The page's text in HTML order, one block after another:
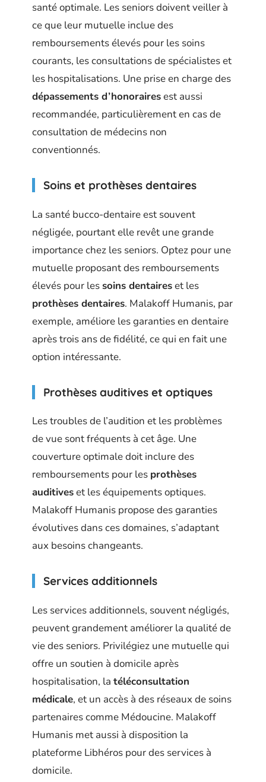
santé optimale. Les seniors doivent veiller à
ce que leur mutuelle inclue des
remboursements élevés pour les soins
courants, les consultations de spécialistes et
les hospitalisations. Une prise en charge des
dépassements d’honorairesest aussi
recommandée, particulièrement en cas de
consultation de médecins non
conventionnés.
Soins et prothèses dentaires
La santé bucco-dentaire est souvent
négligée, pourtant elle revêt une grande
importance chez les seniors. Optez pour une
mutuelle proposant des remboursements
élevés pour lessoins dentaireset les
prothèses dentaires. Malakoff Humanis, par
exemple, améliore les garanties en dentaire
après trois ans de fidélité, ce qui en fait une
option intéressante.
Prothèses auditives et optiques
Les troubles de l’audition et les problèmes
de vue sont fréquents à cet âge. Une
couverture optimale doit inclure des
remboursements pour les prothèses
auditiveset les équipements optiques.
Malakoff Humanis propose des garanties
évolutives dans ces domaines, s’adaptant
aux besoins changeants.
Services additionnels
Les services additionnels, souvent négligés,
peuvent grandement améliorer la qualité de
vie des seniors. Privilégiez une mutuelle qui
offre un soutien à domicile après
hospitalisation, la téléconsultation
médicale, et un accès à des réseaux de soins
partenaires comme Médoucine. Malakoff
Humanis met aussi à disposition la
plateforme Libhéros pour des services à
domicile.